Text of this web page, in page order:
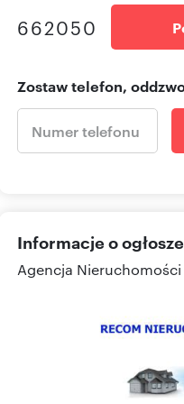
662050
Zostaw telefon,
Informacje o
Agencja Nieruchomości